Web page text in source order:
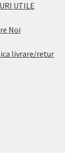
UTILE
Noi
livrare/retur